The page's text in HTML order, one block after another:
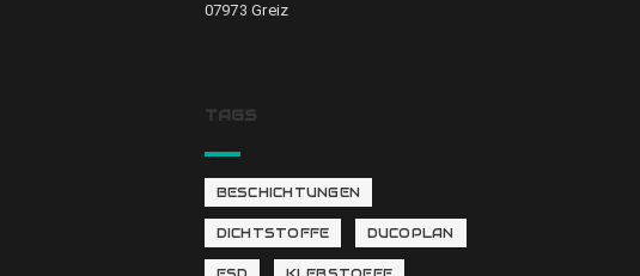
07973 Greiz
TAGS
BESCHICHTUNGEN
DICHTSTOFFE DUCOPLAN